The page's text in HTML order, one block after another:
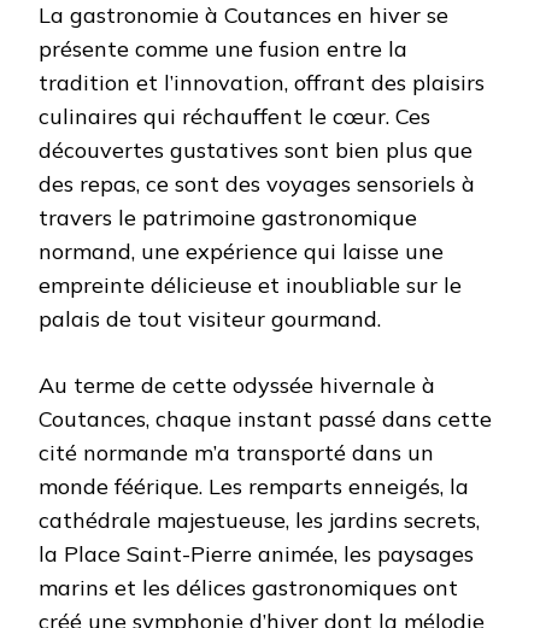
La gastronomie à Coutances en hiver se
présente comme une fusion entre la
tradition et l’innovation, offrant des plaisirs
culinaires qui réchauffent le cœur. Ces
découvertes gustatives sont bien plus que
des repas, ce sont des voyages sensoriels à
travers le patrimoine gastronomique
normand, une expérience qui laisse une
empreinte délicieuse et inoubliable sur le
palais de tout visiteur gourmand.
Au terme de cette odyssée hivernale à
Coutances, chaque instant passé dans cette
cité normande m’a transporté dans un
monde féérique. Les remparts enneigés, la
cathédrale majestueuse, les jardins secrets,
la Place Saint-Pierre animée, les paysages
marins et les délices gastronomiques ont
créé une symphonie d’hiver dont la mélodie